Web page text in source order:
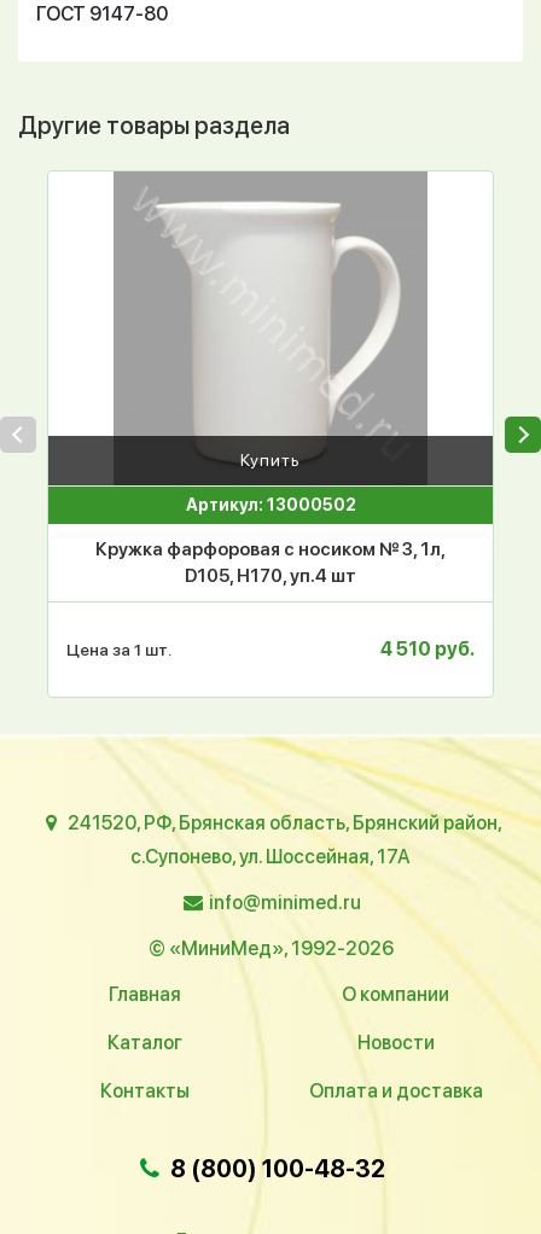
ГОСТ 9147-80
Другие товары раздела
Купить
Артикул: 13000502
Кружка фарфоровая с носиком № 3, 1л,
D105, Н170, уп.4 шт
Цена за 1 шт. 4 510 руб.
241520, РФ, Брянская область, Брянский район,
с.Супонево, ул. Шоссейная, 17А
info@minimed.ru
© «МиниМед», 1992-2026
Главная
О компании
Каталог Новости
Контакты Оплата и доставка
8 (800) 100-48-32